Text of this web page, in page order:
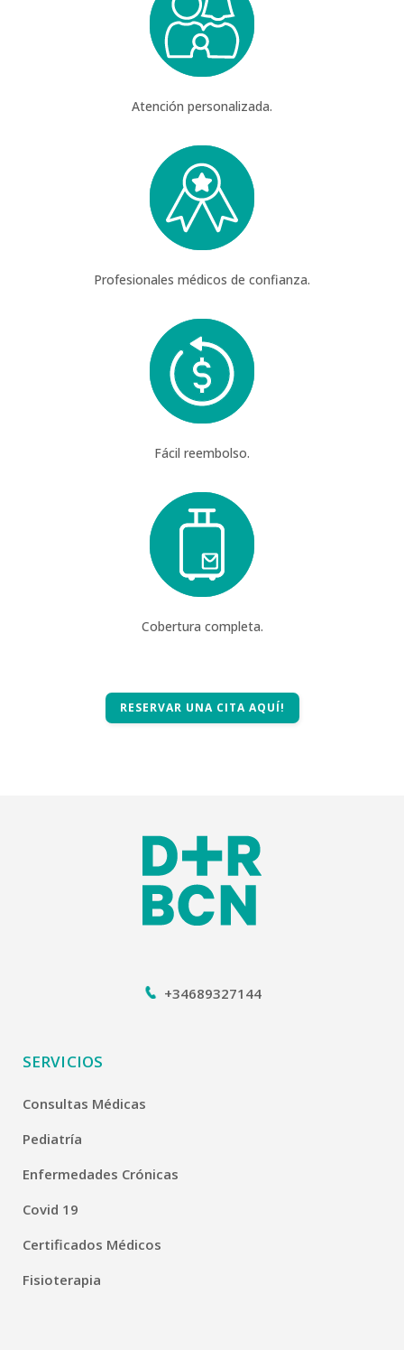
Atención personalizada.
Profesionales médicos de confianza.
Fácil reembolso.
Cobertura completa.
RESERVAR UNA CITA AQUÍ!
+34689327144
SERVICIOS
Consultas Médicas
Pediatría
Enfermedades Crónicas
Covid 19
Certificados Médicos
Fisioterapia